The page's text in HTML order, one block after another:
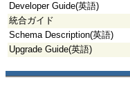
Developer Guide(英語)
統合ガイド
Schema Description(英語)
Upgrade Guide(英語)